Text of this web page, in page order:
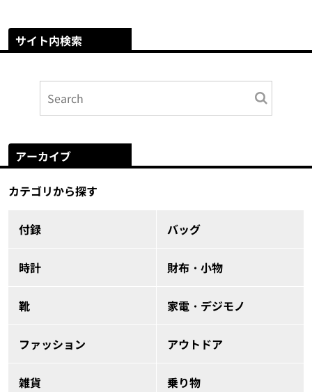
サイト内検索
アーカイブ
カテゴリから探す
付録 バッグ
時計 財布・小物
靴 家電・デジモノ
ファッション アウトドア
雑貨 乗り物